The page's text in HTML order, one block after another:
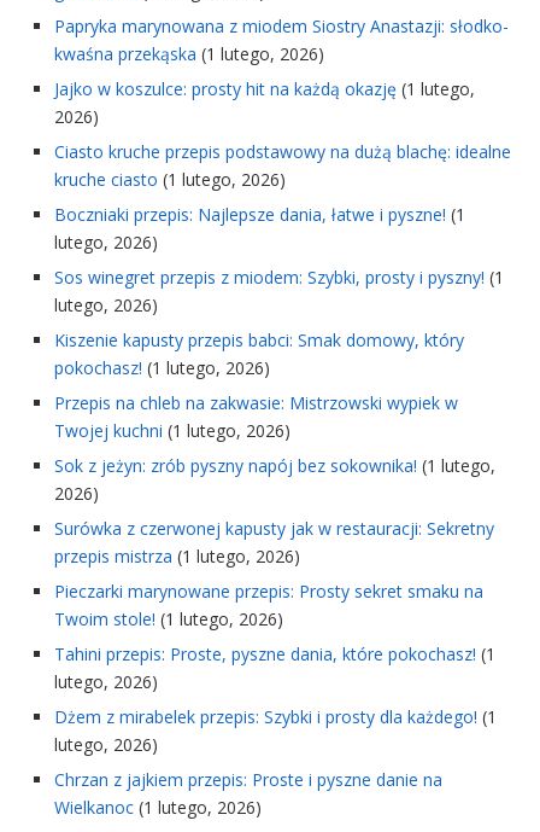
Papryka marynowana z miodem Siostry Anastazji: słodko-
kwaśna przekąska (1 lutego, 2026)
Jajko w koszulce: prosty hit na każdą okazję (1 lutego,
2026)
Ciasto kruche przepis podstawowy na dużą blachę: idealne
kruche ciasto (1 lutego, 2026)
Boczniaki przepis: Najlepsze dania, łatwe i pyszne! (1
lutego, 2026)
Sos winegret przepis z miodem: Szybki, prosty i pyszny! (1
lutego, 2026)
Kiszenie kapusty przepis babci: Smak domowy, który
pokochasz! (1 lutego, 2026)
Przepis na chleb na zakwasie: Mistrzowski wypiek w
Twojej kuchni (1 lutego, 2026)
Sok z jeżyn: zrób pyszny napój bez sokownika! (1 lutego,
2026)
Surówka z czerwonej kapusty jak w restauracji: Sekretny
przepis mistrza (1 lutego, 2026)
Pieczarki marynowane przepis: Prosty sekret smaku na
Twoim stole! (1 lutego, 2026)
Tahini przepis: Proste, pyszne dania, które pokochasz! (1
lutego, 2026)
Dżem z mirabelek przepis: Szybki i prosty dla każdego! (1
lutego, 2026)
Chrzan z jajkiem przepis: Proste i pyszne danie na
Wielkanoc (1 lutego, 2026)